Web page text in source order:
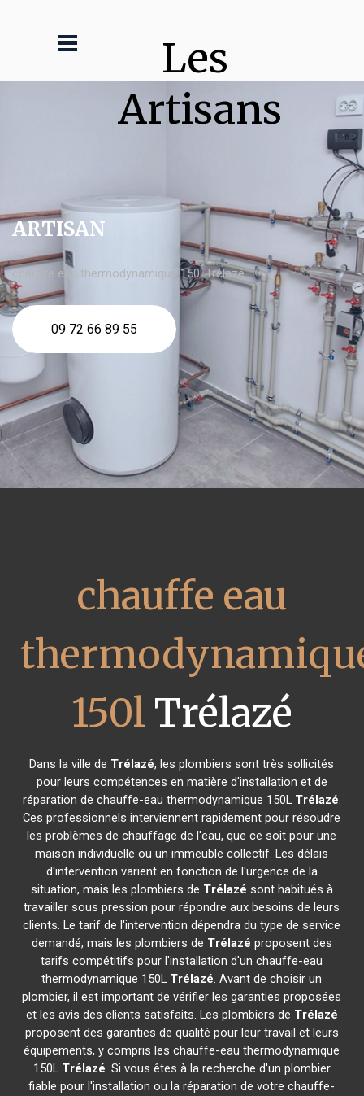
Les
Artisans
ARTISAN
chauffe eau thermodynamique 150l Trélazé
09 72 66 89 55
chauffe eau
150l Trélazé
Dans la ville de Trélazé, les plombiers sont très sollicités
pour leurs compétences en matière d'installation et de
réparation de chauffe-eau thermodynamique 150L Trélazé.
Ces professionnels interviennent rapidement pour résoudre
les problèmes de chauffage de l'eau, que ce soit pour une
maison individuelle ou un immeuble collectif. Les délais
d'intervention varient en fonction de l'urgence de la
situation, mais les plombiers de Trélazé sont habitués à
travailler sous pression pour répondre aux besoins de leurs
clients. Le tarif de l'intervention dépendra du type de service
demandé, mais les plombiers de Trélazé proposent des
tarifs compétitifs pour l'installation d'un chauffe-eau
thermodynamique 150L Trélazé. Avant de choisir un
plombier, il est important de vérifier les garanties proposées
et les avis des clients satisfaits. Les plombiers de Trélazé
proposent des garanties de qualité pour leur travail et leurs
équipements, y compris les chauffe-eau thermodynamique
150L Trélazé. Si vous êtes à la recherche d'un plombier
fiable pour l'installation ou la réparation de votre chauffe-